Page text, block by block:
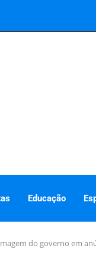
Educação
do governo em